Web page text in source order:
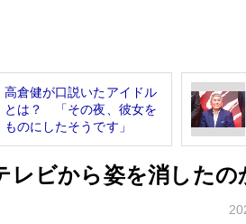
高倉健が口説いたアイドル
とは？ 「その夜、彼女を
ものにしたそうです」
レビから姿を消したの